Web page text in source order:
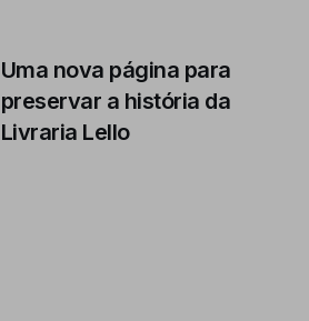
Uma nova página para
preservar a história da
Livraria Lello